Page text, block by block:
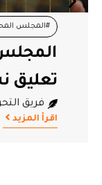
#المجلس المحلي
المجلس
تعليق
فريق التحرير
اقرأ المزيد